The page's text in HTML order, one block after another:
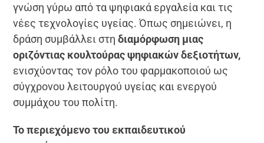
γνώση γύρω από τα ψηφιακά εργαλεία και τις
νέες τεχνολογίες υγείας. Όπως σημειώνει, η
δράση συμβάλλει στηδιαμόρφωση μιας
οριζόντιας κουλτούρας ψηφιακών δεξιοτήτων,
ενισχύοντας τον ρόλο του φαρμακοποιού ως
σύγχρονου λειτουργού υγείας και ενεργού
συμμάχου του πολίτη.
Το περιεχόμενο του εκπαιδευτικού